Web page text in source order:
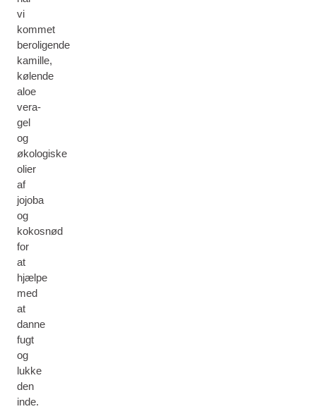
vi
kommet
beroligende
kamille,
kølende
aloe
vera-
gel
og
økologiske
olier
af
jojoba
og
kokosnød
for
at
hjælpe
med
at
danne
fugt
og
lukke
den
inde.